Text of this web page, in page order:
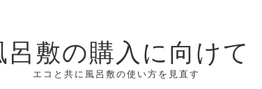
呂敷の購入に向けて
エコと共に風呂敷の使い方を見直す